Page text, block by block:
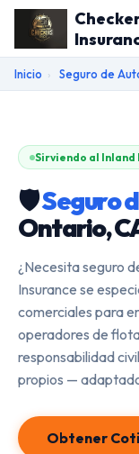
Inicio › Seguro de
Sirviendo al
🛡️Seguro
Ontario,
¿Necesita seguro
Insurance se
comerciales para
operadores de
responsabilidad
propios —
Obtener